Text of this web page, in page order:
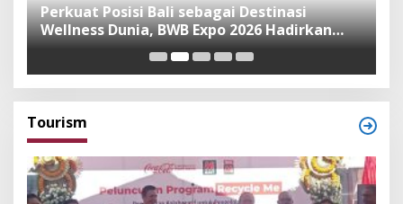
Perkuat Posisi Bali sebagai Destinasi
Wellness Dunia, BWB Expo 2026 Hadirkan
Exhibitor Nasional dan Global
Tourism